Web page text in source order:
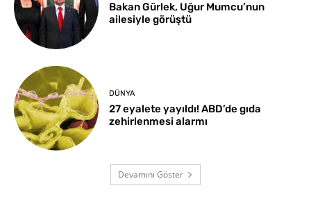
Bakan Gürlek, Uğur Mumcu’nun
ailesiyle görüştü
DÜNYA
27 eyalete yayıldı! ABD’de gıda
zehirlenmesi alarmı
Devamını Göster